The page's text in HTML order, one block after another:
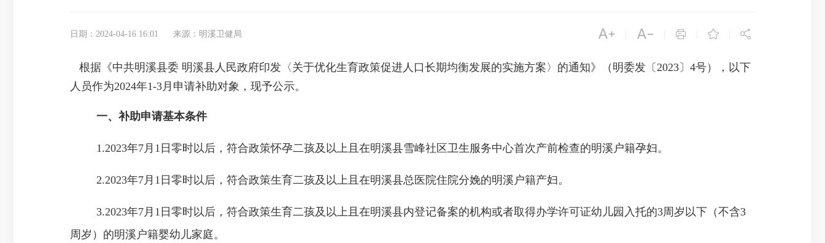
日期：2024-04-16 16:01 来源：明溪卫健局     
根据《中共明溪县委 明溪县人民政府印发〈关于优化生育政策促进人口长期均衡发展的实施方案〉的通知》（明委发〔 2023〕4号），以下
人员作为2024年1-3月申请补助对象，现予公示。
一、补助申请基本条件
1.2023年7月1日零时以后，符合政策怀孕二孩及以上且在明溪县雪峰社区卫生服务中心首次产前检查的明溪户籍孕妇。
2.2023年7月1日零时以后，符合政策生育二孩及以上且在明溪县总医院住院分娩的明溪户籍产妇。
3.2023年7月1日零时以后，符合政策生育二孩及以上且在明溪县内登记备案的机构或者取得办学许可证幼儿园入托的3周岁以下（不含3
周岁）的明溪户籍婴幼儿家庭。